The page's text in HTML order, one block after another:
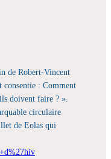
de Robert-Vincent
: Comment
doivent faire ? ».
circulaire
de Eolas qui